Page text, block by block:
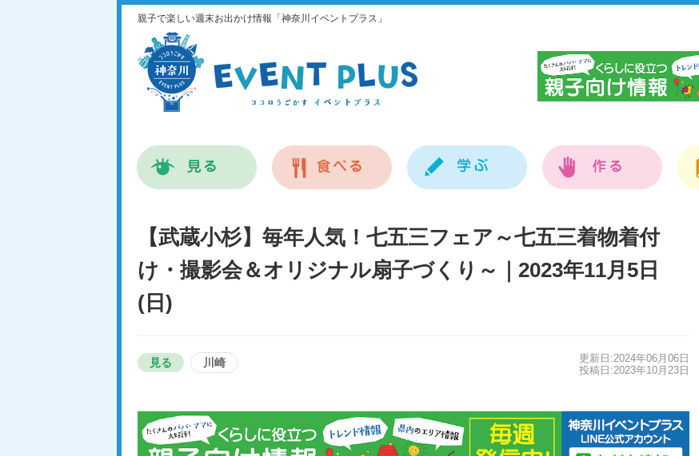
親子で楽しい週末お出かけ情報「神奈川イベントプラス」
【武蔵小杉】毎年人気！七五三フェア～七五三着物着付
け・撮影会＆オリジナル扇子づくり～｜2023年11月5日
(日)
見る 川崎
更新日:2024年06月06日
投稿日:2023年10月23日